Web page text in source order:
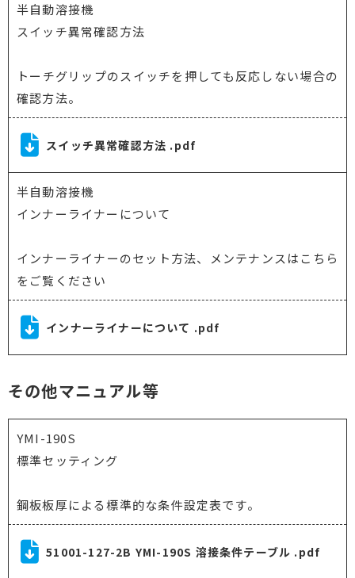
半自動溶接機
スイッチ異常確認方法
トーチグリップのスイッチを押しても反応しない場合の
確認方法。
スイッチ異常確認方法 .pdf
半自動溶接機
インナーライナーについて
インナーライナーのセット方法、メンテナンスはこちら
をご覧ください
インナーライナーについて .pdf
その他マニュアル等
YMI-190S
標準セッティング
鋼板板厚による標準的な条件設定表です。
51001-127-2B YMI-190S 溶接条件テーブル .pdf